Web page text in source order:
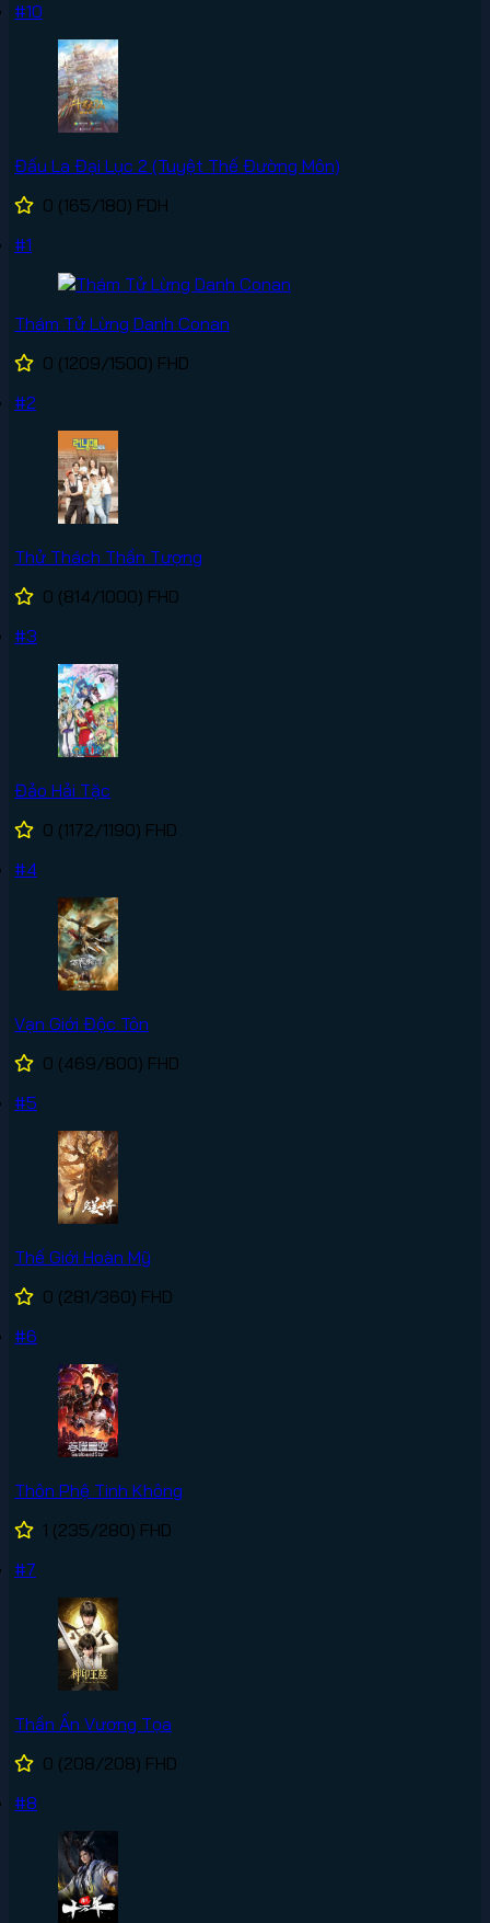
#10
Đấu La Đại Lục 2 (Tuyệt Thế Đường Môn)
0 (165/180) FDH
#1
Thám Tử Lừng Danh Conan
0 (1209/1500) FHD
#2
Thử Thách Thần Tượng
0 (814/1000) FHD
#3
Đảo Hải Tặc
0 (1172/1190) FHD
#4
Vạn Giới Độc Tôn
0 (469/800) FHD
#5
Thế Giới Hoàn Mỹ
0 (281/360) FHD
#6
Thôn Phệ Tinh Không
1 (235/280) FHD
#7
Thần Ấn Vương Tọa
0 (208/208) FHD
#8